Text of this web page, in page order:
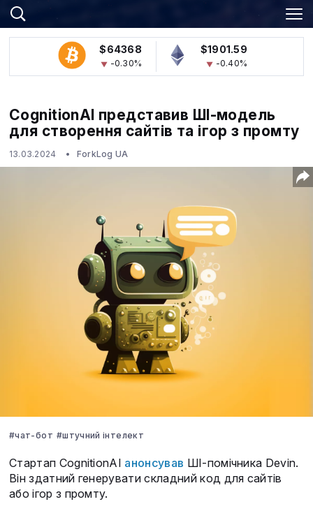
$64368
-0.30%
$1901.59
-0.40%
CognitionAI представив ШІ-модель
для створення сайтів та ігор з промту
13.03.2024 ForkLog UA
#чат-бот #штучний інтелект
Стартап CognitionAI анонсував ШІ-помічника Devin.
Він здатний генерувати складний код для сайтів
або ігор з промту.